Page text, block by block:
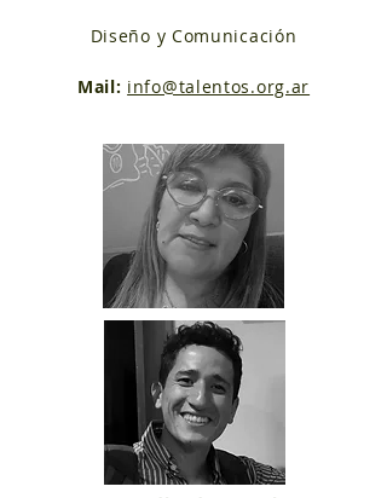
Diseño y Comunicación
Mail: info@talentos.org.ar